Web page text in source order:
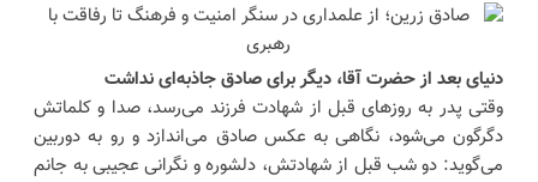
دنیای بعد از حضرت آقا، دیگر برای صادق جاذبه‌ای نداشت
وقتی پدر به روزهای قبل از شهادت فرزند می‌رسد، صدا و کلماتش
دگرگون می‌شود، نگاهی به عکس صادق می‌اندازد و رو به‌ دوربین
می‌گوید: دو شب قبل از شهادتش، دلشوره و نگرانی عجیبی به جانم